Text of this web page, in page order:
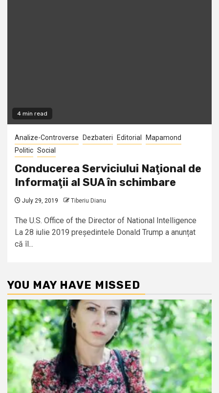
4 min read
Analize-Controverse Dezbateri Editorial
Mapamond
Politic Social
Conducerea Serviciului Naţional de
Informaţii al SUA în schimbare
July 29, 2019 Tiberiu Dianu
The U.S. Office of the Director of National Intelligence
La 28 iulie 2019 președintele Donald Trump a anunțat
că îl...
YOU MAY HAVE MISSED